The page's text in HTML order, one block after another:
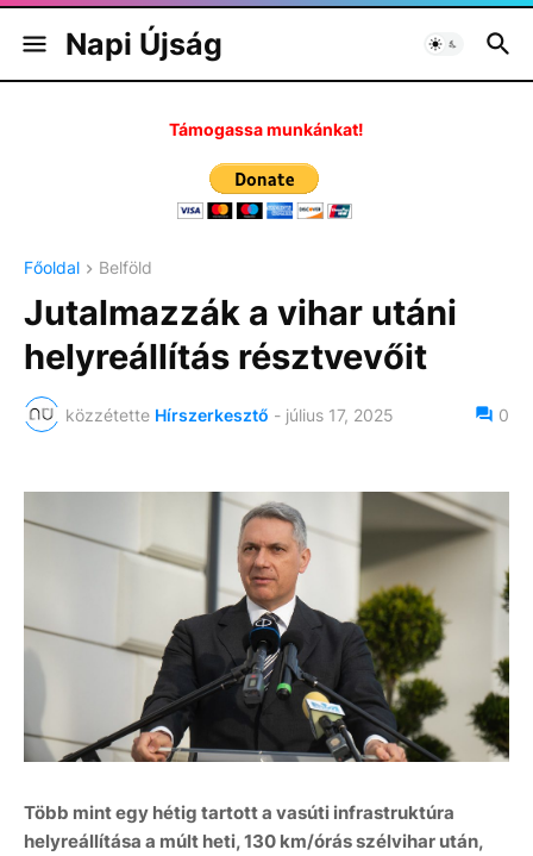
Napi Újság
Támogassa munkánkat!
Főoldal Belföld
Jutalmazzák a vihar utáni
helyreállítás résztvevőit
közzétette Hírszerkesztő - július 17, 2025 0
Több mint egy hétig tartott a vasúti infrastruktúra
helyreállítása a múlt heti, 130 km/órás szélvihar után,